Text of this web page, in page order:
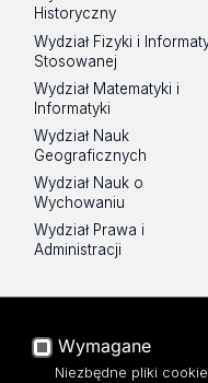
Historyczny
Wydział Fizyki i
Stosowanej
Wydział Matematyki i
Informatyki
Wydział Nauk
Geograficznych
Wydział Nauk o
Wychowaniu
Wydział Prawa i
Administracji
Poczta UŁ
USOSWeb
Wymagane
Niezbędne pliki